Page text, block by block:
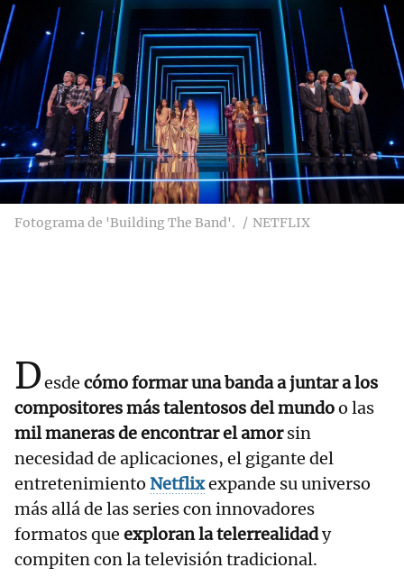
Fotograma de 'Building The Band'. NETFLIX
Desde cómo formar una banda a juntar a los
compositores más talentosos del mundoo las
mil maneras de encontrar el amorsin
necesidad de aplicaciones, el gigante del
entretenimiento Netflixexpande su universo
más allá de las series con innovadores
formatos que exploran la telerrealidady
compiten con la televisión tradicional.